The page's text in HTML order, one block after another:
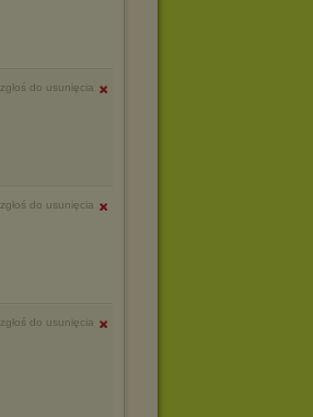
zgłoś do usunięcia
zgłoś do usunięcia
zgłoś do usunięcia